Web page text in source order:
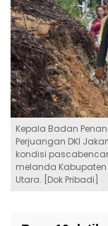
Kepala Badan
Perjuangan DKI
kondisi
melanda
Utara. [Dok Pribadi]